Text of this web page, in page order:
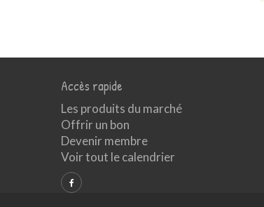
Accès rapide
Les produits du marché
Offrir un bon
Devenir membre
Voir tout le calendrier